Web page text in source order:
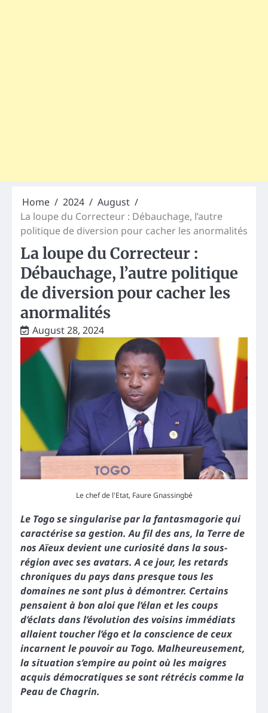
Home 2024
August
La loupe du Correcteur : Débauchage, l’autre
politique de diversion pour cacher les anormalités
La loupe du Correcteur :
Débauchage, l’autre politique
de diversion pour cacher les
anormalités
August 28, 2024
Le chef de l'Etat, Faure Gnassingbé
Le Togo se singularise par la fantasmagorie qui
caractérise sa gestion. Au fil des ans, la Terre de
nos Aïeux devient une curiosité dans la sous-
région avec ses avatars. A ce jour, les retards
chroniques du pays dans presque tous les
domaines ne sont plus à démontrer. Certains
pensaient à bon aloi que l’élan et les coups
d’éclats dans l’évolution des voisins immédiats
allaient toucher l’égo et la conscience de ceux
incarnent le pouvoir au Togo. Malheureusement,
la situation s’empire au point où les maigres
acquis démocratiques se sont rétrécis comme la
Peau de Chagrin.